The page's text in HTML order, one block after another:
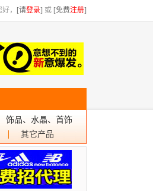
， [请登录] 或 [免费注册]
饰品、水晶、首饰
其它产品